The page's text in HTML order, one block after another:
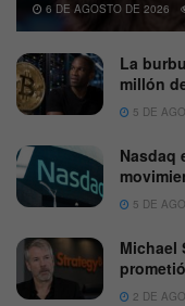
6 DE AGOSTO DE 2026
La
millón
5 DE
Nasdaq
5 DE
Michael
2 DE